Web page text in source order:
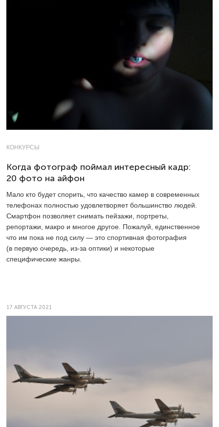
КОНКУРСЫ
Когда фотограф поймал интересный кадр:
20 фото на айфон
Мало кто будет спорить, что качество камер в современных
телефонах полностью удовлетворяет большинство людей.
Смартфон позволяет снимать пейзажи, портреты,
репортажи, макро и многое другое. Пожалуй, единственное
что им пока не под силу — это спортивная фотография
(в первую очередь, из-за оптики) и некоторые
специфические жанры.
17 АВГУСТА 2021